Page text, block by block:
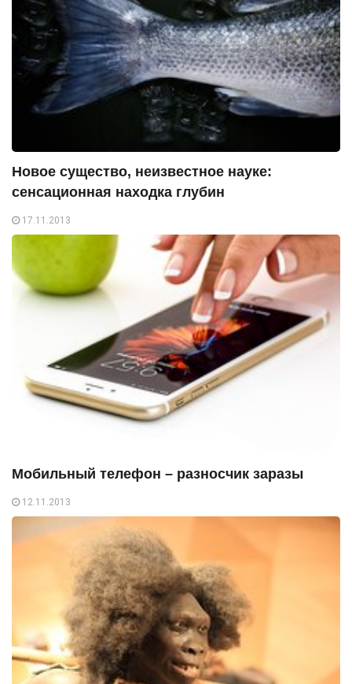
Новое существо, неизвестное науке:
сенсационная находка глубин
17.11.2013
Мобильный телефон – разносчик заразы
12.11.2013